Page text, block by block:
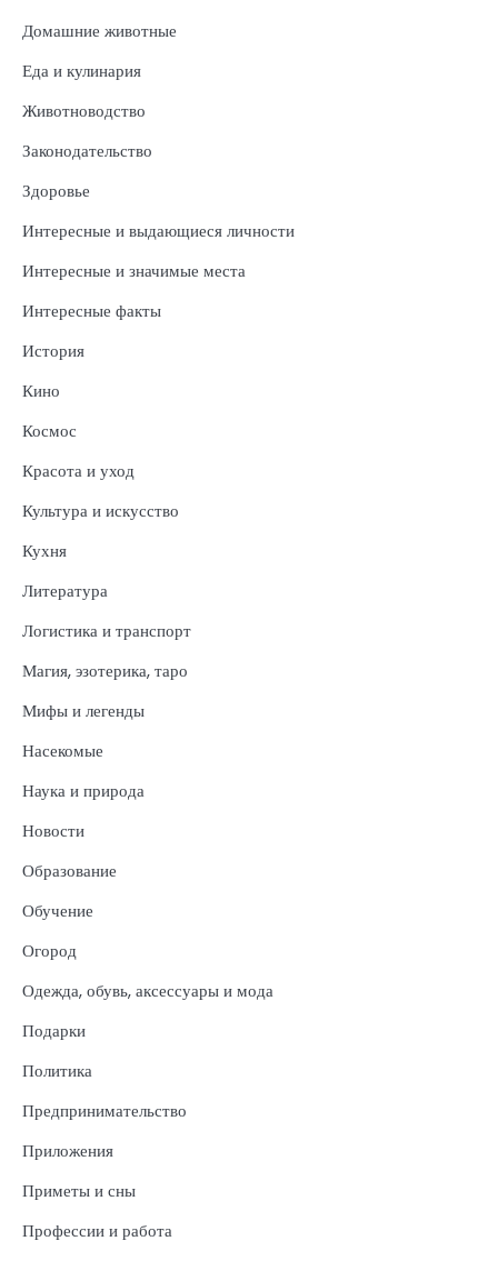
Домашние животные
Еда и кулинария
Животноводство
Законодательство
Здоровье
Интересные и выдающиеся личности
Интересные и значимые места
Интересные факты
История
Кино
Космос
Красота и уход
Культура и искусство
Кухня
Литература
Логистика и транспорт
Магия, эзотерика, таро
Мифы и легенды
Насекомые
Наука и природа
Новости
Образование
Обучение
Огород
Одежда, обувь, аксессуары и мода
Подарки
Политика
Предпринимательство
Приложения
Приметы и сны
Профессии и работа